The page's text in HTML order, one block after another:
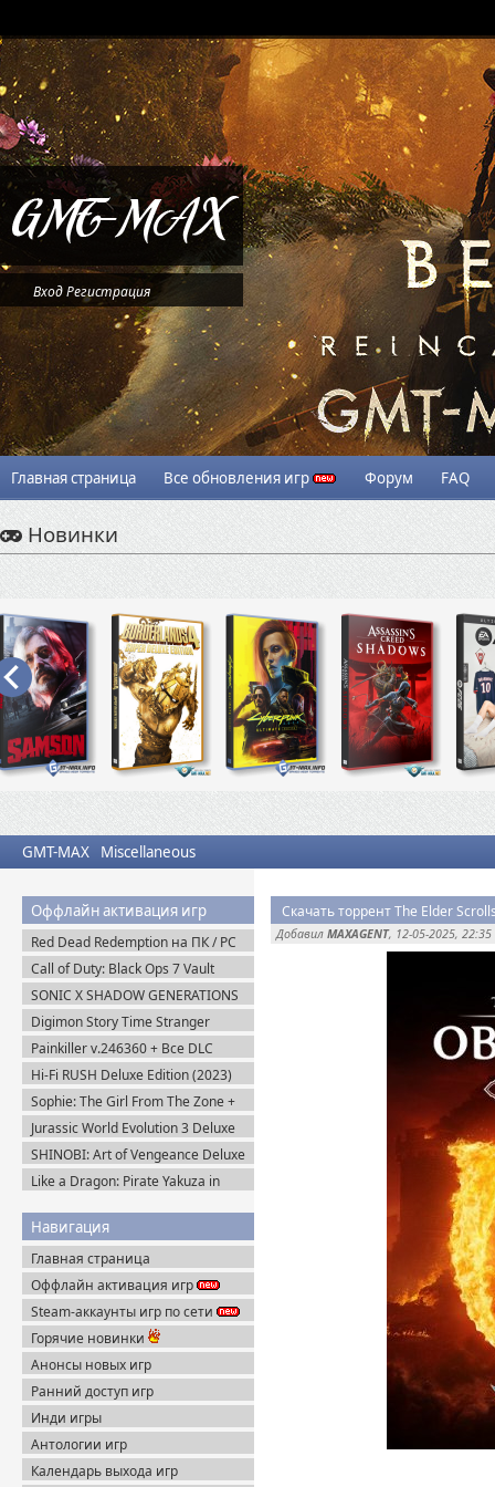
ВходРегистрация
Главная страница Все обновления игр Форум FAQ
Новинки
GMT-MAX Miscellaneous
Оффлайн активация игр
Red Dead Redemption на ПК / PC
(2024) Пиратка
Call of Duty: Black Ops 7 Vault
Edition (2025) Steam-Rip
SONIC X SHADOW GENERATIONS
(2024) Steam-Rip
Digimon Story Time Stranger
Ultimate Edition (2025) Steam-Rip
Painkiller v.246360 + Все DLC
(2025) Portable
Hi-Fi RUSH Deluxe Edition (2023)
Пиратка
Sophie: The Girl From The Zone +
DLC (2026) Пиратка
Jurassic World Evolution 3 Deluxe
Edition (2025) Steam-Rip
SHINOBI: Art of Vengeance Deluxe
Edition (2025) Steam-Rip
Like a Dragon: Pirate Yakuza in
Навигация
Главная страница
Оффлайн активация игр
Steam-аккаунты игр по сети
Горячие новинки
Анонсы новых игр
Ранний доступ игр
Инди игры
Антологии игр
Календарь выхода игр
Добавил MAXAGENT, 12-05-2025, 22:35